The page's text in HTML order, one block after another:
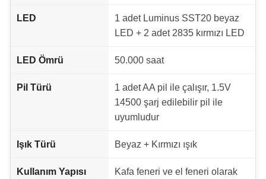
LED
1 adet Luminus SST20 beyaz
LED + 2 adet 2835 kırmızı LED
LED Ömrü 50.000 saat
Pil Türü
1 adet AA pil ile çalışır, 1.5V
14500 şarj edilebilir pil ile
uyumludur
Işık Türü Beyaz + Kırmızı ışık
Kullanım Yapısı Kafa feneri ve el feneri olarak